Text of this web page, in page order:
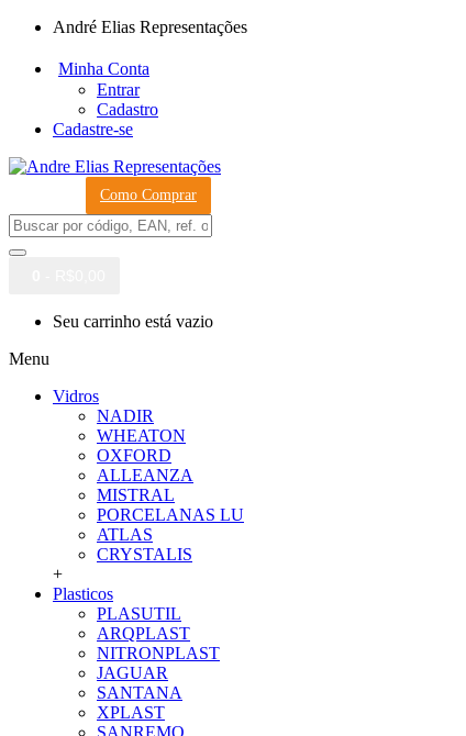
André Elias Representações
Minha Conta
Entrar
Cadastro
Cadastre-se
Como Comprar
Seu carrinho está vazio
Menu
Vidros
NADIR
WHEATON
OXFORD
ALLEANZA
MISTRAL
PORCELANAS LU
ATLAS
CRYSTALIS
+
Plasticos
PLASUTIL
ARQPLAST
NITRONPLAST
JAGUAR
SANTANA
XPLAST
SANREMO